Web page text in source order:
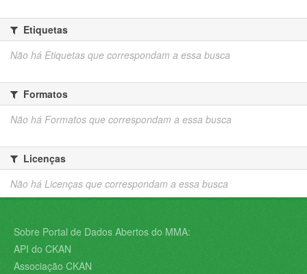
Etiquetas
Não há Etiquetas que correspondam a essa busca
Formatos
Não há Formatos que correspondam a essa busca
Licenças
Não há Licenças que correspondam a essa busca
Sobre Portal de Dados Abertos do MMA:
API do CKAN
Associação CKAN